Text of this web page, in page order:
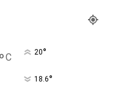
°C 20°
18.6°